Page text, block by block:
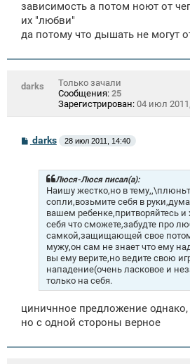
зависимость а потом ноют от
их "любви"
да потому что дышать не могут
darks
Только зачали
Сообщения: 25
Зарегистрирован: 04 июл
Сdarks 28 июл 2011, 14:40
Люся-Люся писал(а):
Наишу жестко,но в
сопли,возьмите себя в
вашем ребенке,притворяйтесь и
себя что сможете,забудте про
самкой,защищающей свое
мужу,он сам не знает что ему
вы ему верите,но ведите свою
нападение(очень ласковое и
только на себя.
циничнное предложение однако,
но с одной стороны верное